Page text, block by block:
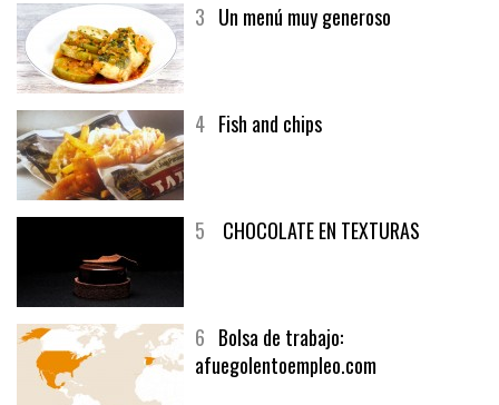
3 Un menú muy generoso
4 Fish and chips
5 CHOCOLATE EN TEXTURAS
6 Bolsa de trabajo:
afuegolentoempleo.com